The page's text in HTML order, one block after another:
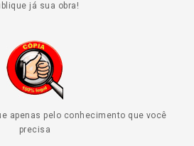
já sua obra!
apenas pelo conhecimento que você
precisa